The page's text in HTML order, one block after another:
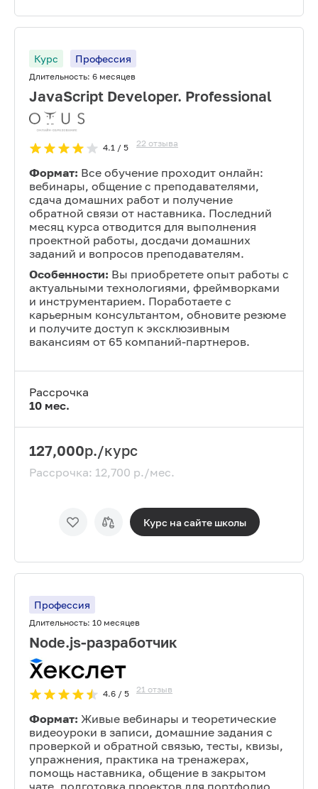
Курс Профессия
Длительность: 6 месяцев
JavaScript Developer. Professional
4.1/ 5 22 отзыва
Формат: Все обучение проходит онлайн:
вебинары, общение с преподавателями,
сдача домашних работ и получение
обратной связи от наставника. Последний
месяц курса отводится для выполнения
проектной работы, досдачи домашних
заданий и вопросов преподавателям.
Особенности: Вы приобретете опыт работы с
актуальными технологиями, фреймворками
и инструментарием. Поработаете с
карьерным консультантом, обновите резюме
и получите доступ к эксклюзивным
вакансиям от 65 компаний-партнеров.
Рассрочка
10 мес.
127,000р./курс
Рассрочка: 12,700 р./мес.
Курс на сайте школы
Профессия
Длительность: 10 месяцев
Node.js-разработчик
4.6/ 5 21 отзыв
Формат: Живые вебинары и теоретические
видеоуроки в записи, домашние задания с
проверкой и обратной связью, тесты, квизы,
упражнения, практика на тренажерах,
помощь наставника, общение в закрытом
чате, подготовка проектов для портфолио,